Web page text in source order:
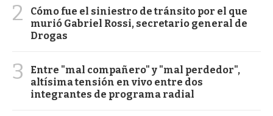
2
Cómo fue el siniestro de tránsito por el que
murió Gabriel Rossi, secretario general de
Drogas
3
Entre "mal compañero" y "mal perdedor",
altísima tensión en vivo entre dos
integrantes de programa radial